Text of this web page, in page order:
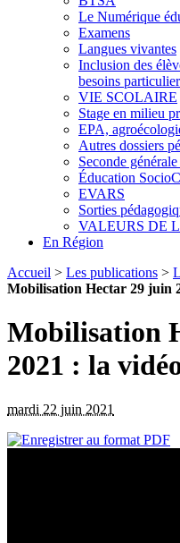
Le Numérique
Examens
Langues vivantes
Inclusion des
besoins
VIE SCOLAIRE
Stage en milieu
EPA,
Autres dossiers
Seconde
Éducation
EVARS
Sorties
VALEURS DE
En Région
Accueil > Les publications >
Mobilisation Hectar 29 juin
Mobilisation
2021 : la
mardi 22 juin 2021